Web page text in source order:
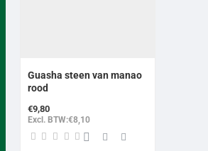
Guasha steen van manao
rood
€9,80
Excl. BTW:€8,10